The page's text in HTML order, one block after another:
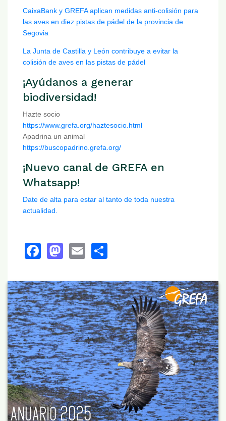
CaixaBank y GREFA aplican medidas anti-colisión para
las aves en diez pistas de pádel de la provincia de
Segovia
La Junta de Castilla y León contribuye a evitar la
colisión de aves en las pistas de pádel
¡Ayúdanos a generar
biodiversidad!
Hazte socio
https://www.grefa.org/haztesocio.html
Apadrina un animal
https://buscopadrino.grefa.org/
¡Nuevo canal de GREFA en
Whatsapp!
Date de alta para estar al tanto de toda nuestra
actualidad.
Facebook
Mastodon
Email